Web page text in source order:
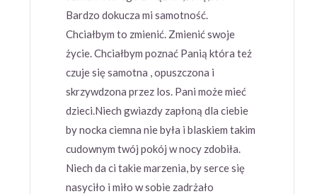
Bardzo dokucza mi samotność.
Chciałbym to zmienić. Zmienić swoje
życie. Chciałbym poznać Panią która też
czuje się samotna , opuszczona i
skrzywdzona przez los. Pani może mieć
dzieci.Niech gwiazdy zapłoną dla ciebie
by nocka ciemna nie była i blaskiem takim
cudownym twój pokój w nocy zdobiła.
Niech da ci takie marzenia, by serce się
nasyciło i miło w sobie zadrżało